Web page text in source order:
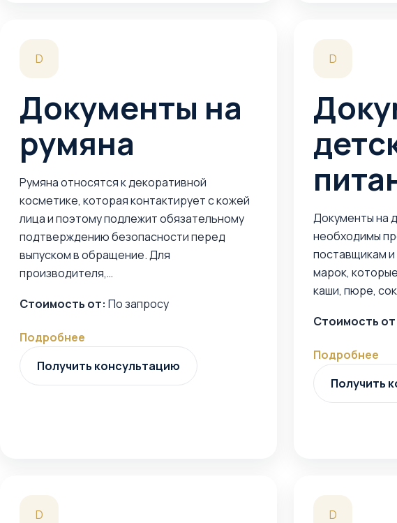
D
Документы на
румяна
Румяна относятся к декоративной
косметике, которая контактирует с кожей
лица и поэтому подлежит обязательному
подтверждению безопасности перед
выпуском в обращение. Для
производителя,…
Стоимость от: По запросу
Подробнее
Получить консультацию
D
Документы на
необходимы
поставщикам
марок,
каши, пюре,
Стоимость
Подробнее
Получить
D D